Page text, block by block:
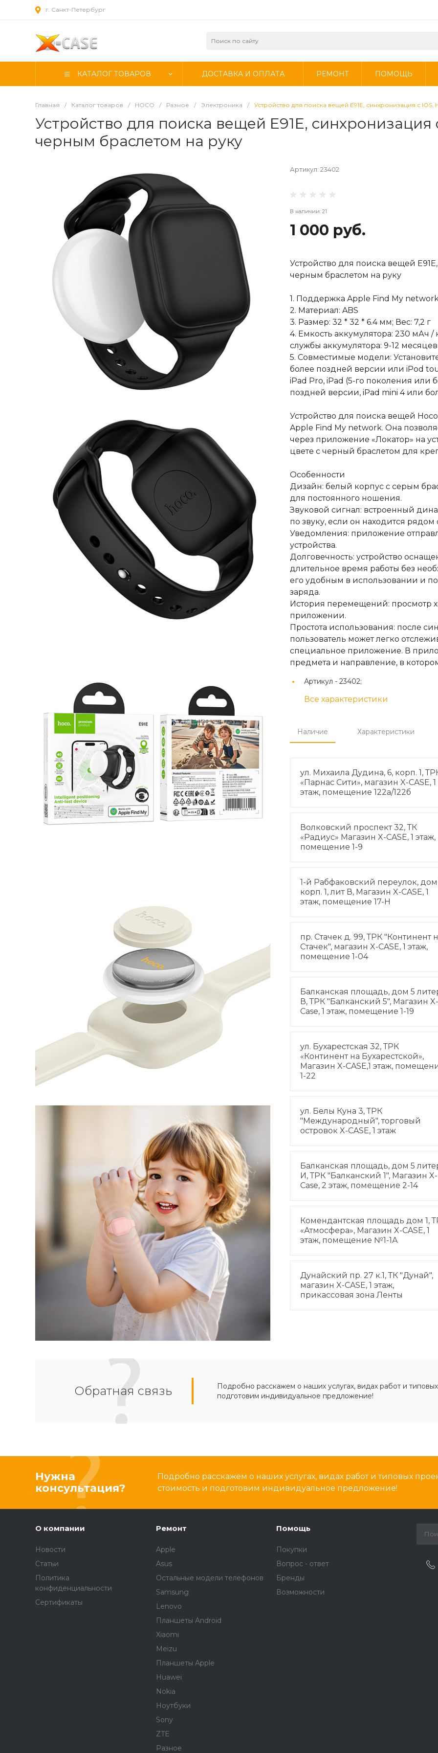
г. Санкт-Петербург
КАТАЛОГ ТОВАРОВ ДОСТАВКА И ОПЛАТА РЕМОНТ ПОМОЩЬ
Главная / Каталог товаров / HOCO / Разное / Электроника / Устройство для поиска вещей E91E, синхронизация с
Устройство для поиска вещей E91E, синхронизация
черным браслетом на руку
Артикул: 23402
В наличии: 21
1 000 руб.
Устройство для поиска вещей
черным браслетом на руку
1. Поддержка Apple Find My
2. Материал: ABS
3. Размер: 32 * 32 * 6.4 мм; Вес: 7,2 г
4. Емкость аккумулятора: 230 мАч
службы аккумулятора: 9-12 месяцев
5. Совместимые модели:
более поздней версии или iPod
iPad Pro, iPad (5-го поколения или
поздней версии, iPad mini 4 или
Устройство для поиска вещей
Apple Find My network. Она
через приложение «Локатор» на
цвете с черный браслетом для
Особенности
Дизайн: белый корпус с серым
для постоянного ношения.
Звуковой сигнал: встроенный
по звуку, если он находится
Уведомления: приложение
устройства.
Долговечность: устройство
длительное время работы без
его удобным в использовании и
заряда.
История перемещений: просмотр
приложении.
Простота использования: после
пользователь может легко
специальное приложение. В
предмета и направление, в
Артикул - 23402;
Все характеристики
Наличие Характеристики
ул. Михаила Дудина, 6, корп. 1,
«Парнас Сити», магазин X-CASE, 1
этаж, помещение 122а/122б
Волковский проспект 32, ТК
«Радиус» Магазин X-CASE, 1 этаж,
помещение 1-9
1-й Рабфаковский переулок, дом
корп. 1, лит В, Магазин X-CASE, 1
этаж, помещение 17-Н
пр. Стачек д. 99, ТРК "Континент
Стачек", магазин X-CASE, 1 этаж,
помещение 1-04
Балканская площадь, дом 5
В, ТРК "Балканский 5", Магазин X-
Case, 1 этаж, помещение 1-19
ул. Бухарестская 32, ТРК
«Континент на Бухарестской»,
Магазин X-CASE,1 этаж,
1-22
ул. Белы Куна 3, ТРК
"Международный", торговый
островок X-CASE, 1 этаж
Балканская площадь, дом 5
И, ТРК "Балканский 1", Магазин X-
Case, 2 этаж, помещение 2-14
Комендантская площадь дом 1,
«Атмосфера», Магазин X-CASE, 1
этаж, помещение №1-1А
Дунайский пр. 27 к.1, ТК "Дунай",
магазин X-CASE, 1 этаж,
прикассовая зона Ленты
Обратная связь
Подробно расскажем о наших услугах, видах работ и
подготовим индивидуальное предложение!
Нужна
консультация?
Подробно расскажем о наших услугах, видах работ и типовых
стоимость и подготовим индивидуальное предложение!
О компании
Новости
Статьи
Политика
конфиденциальности
Сертификаты
Ремонт
Apple
Asus
Остальные модели телефонов
Samsung
Lenovo
Планшеты Android
Xiaomi
Meizu
Планшеты Apple
Huawei
Nokia
Ноутбуки
Sony
ZTE
Разное
Помощь
Покупки
Вопрос - ответ
Бренды
Возможности